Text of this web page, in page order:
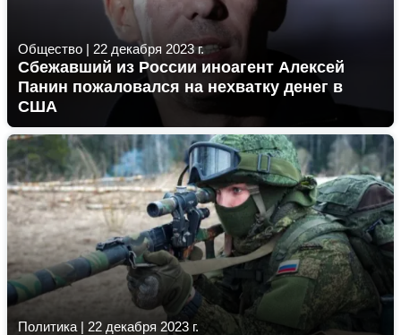
Общество | 22 декабря 2023 г.
Сбежавший из России иноагент Алексей
Панин пожаловался на нехватку денег в
США
Политика | 22 декабря 2023 г.